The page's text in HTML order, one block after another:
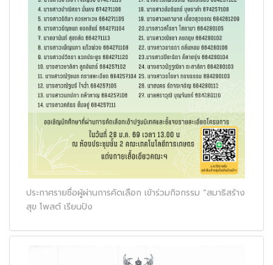
ประกาศรายชื่อผู้ผ่านการคัดเลือก เข้าร่วมกิจกรรม “สมาธิสร้าง
สุข โพสต์ เรียนปัง